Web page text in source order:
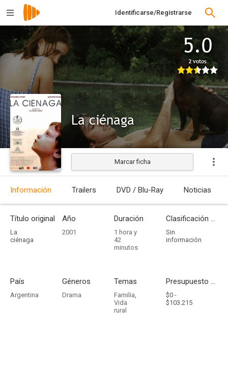
Identificarse/Registrarse
5.0
2 votos
La ciénaga
Estrenada
Marcar ficha
Información Trailers DVD / Blu-Ray Noticias
Título original
La
ciénaga
Año
2001
Duración
1 hora y
42
minutos
Clasificación por edades
Sin
información
País
Argentina
Géneros
Drama
Temas
Familia,
Vida
rural
Presupuesto - Ingresos
$0 -
$103.215